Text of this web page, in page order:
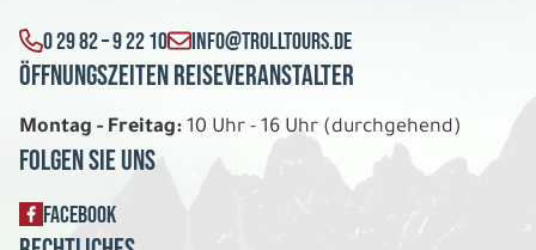
Belegung: 3
P.P. AB
REISE VERBINDLICH ANFRAGEN
5 Tage
0 29 82 – 9 22 10 INFO@TROLLTOURS.DE
Öffnungszeiten Reiseveranstalter
Montag - Freitag: 10 Uhr - 16 Uhr (durchgehend)
Folgen Sie uns
FACEBOOK